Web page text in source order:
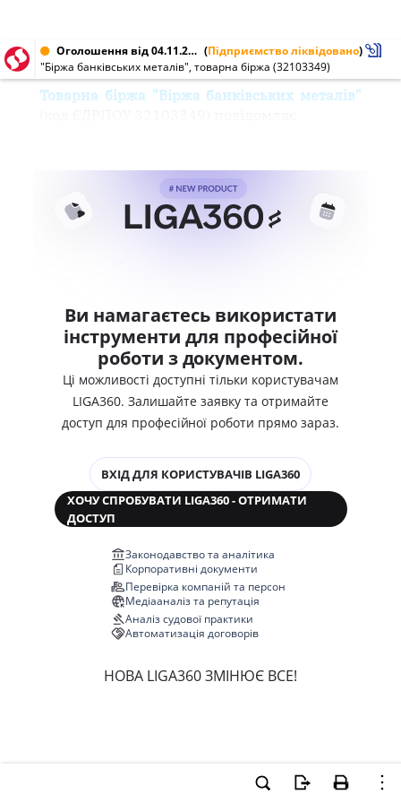
Оголошення від 04.11.2003 № 32103349 (Підприємство ліквідовано)
"Біржа банківських металів", товарна біржа (32103349)
Товарна біржа "Біржа банківських металів"
Ви намагаєтесь використати
інструменти для професійної
роботи з документом.
Ці можливості доступні тільки користувачам
LIGA360. Залишайте заявку та отримайте
доступ для професійної роботи прямо зараз.
ВХІД ДЛЯ КОРИСТУВАЧІВ LIGA360
ХОЧУ СПРОБУВАТИ LIGA360 - ОТРИМАТИ
ДОСТУП
Законодавство та аналітика
Корпоративні документи
Перевірка компаній та персон
Медіааналіз та репутація
Аналіз судової практики
Автоматизація договорів
НОВА LIGA360 ЗМІНЮЄ ВСЕ!